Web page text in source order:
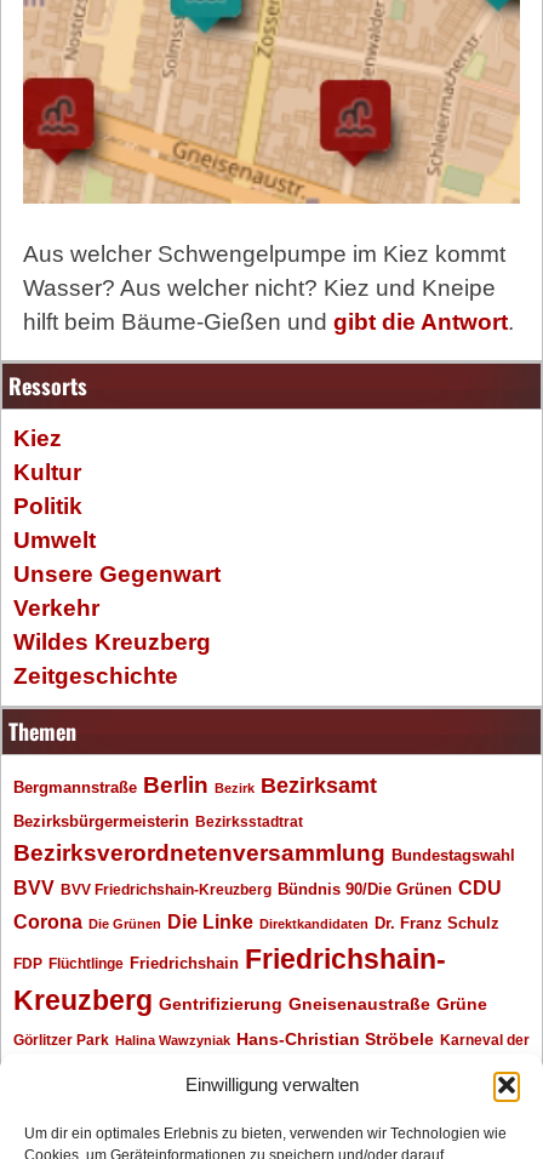
Einwilligung verwalten
Um dir ein optimales Erlebnis zu bieten, verwenden wir Technologien wie
Cookies, um Geräteinformationen zu speichern und/oder darauf
Aus welcher Schwengelpumpe im Kiez kommt
Wasser? Aus welcher nicht? Kiez und Kneipe
hilft beim Bäume-Gießen und gibt die Antwort.
Ressorts
Kiez
Kultur
Politik
Umwelt
Unsere Gegenwart
Verkehr
Wildes Kreuzberg
Zeitgeschichte
Themen
Bergmannstraße Berlin Bezirk Bezirksamt
Bezirksbürgermeisterin Bezirksstadtrat
Bezirksverordnetenversammlung Bundestagswahl
BVV BVV Friedrichshain-Kreuzberg Bündnis 90/Die Grünen CDU
Corona Die Grünen Die Linke Direktkandidaten Dr. Franz Schulz
FDP Flüchtlinge Friedrichshain Friedrichshain-
Kreuzberg Gentrifizierung Gneisenaustraße Grüne
Görlitzer Park Halina Wawzyniak Hans-Christian Ströbele Karneval der
Klaus Wowereit